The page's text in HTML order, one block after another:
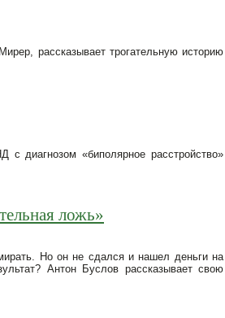
рассказывает трогательную историю
с диагнозом «биполярное расстройство»
ложь»
Но он не сдался и нашел деньги на
Антон Буслов рассказывает свою